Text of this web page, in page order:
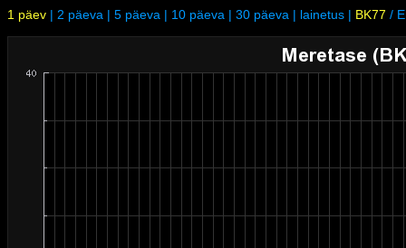
1 päev | 2 päeva | 5 päeva | 10 päeva | 30 päeva | lainetus | BK77 /